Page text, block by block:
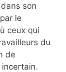
son
le
ceux qui
du
de